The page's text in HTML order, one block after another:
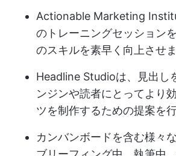
Actionable Marketing
のトレーニングセッション
のスキルを素早く向上させま
Headline Studioは、見出し
ンジンや読者にとってより
ツを制作するための提案を行
カンバンボードを含む様々